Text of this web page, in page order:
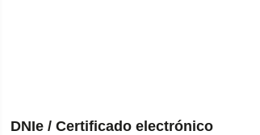
DNIe / Certificado electrónicoDNIe